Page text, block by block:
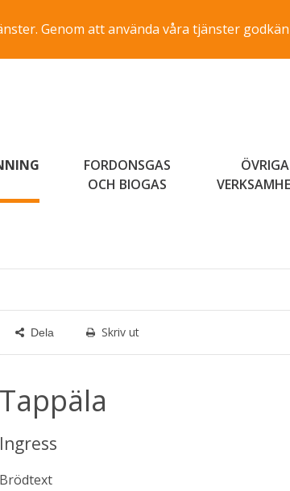
Genom att använda våra tjänster
FORDONSGAS
OCH BIOGAS
ÖVRIGA
Dela Skriv ut
Tappäla
Ingress
Brödtext